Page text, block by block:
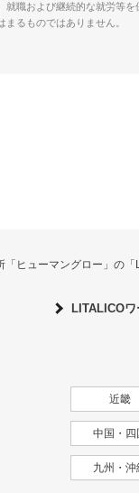
職および継続的な就労等を
るものではありません。
「ヒューマングロー」の
LITALICO
近畿
中国・四
九州・沖